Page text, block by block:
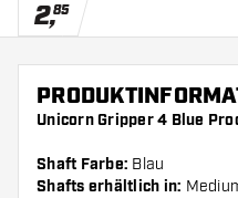
2,85
Unicorn Gripper 4 Blue
Shaft Farbe: Blau
Shafts erhältlich in: